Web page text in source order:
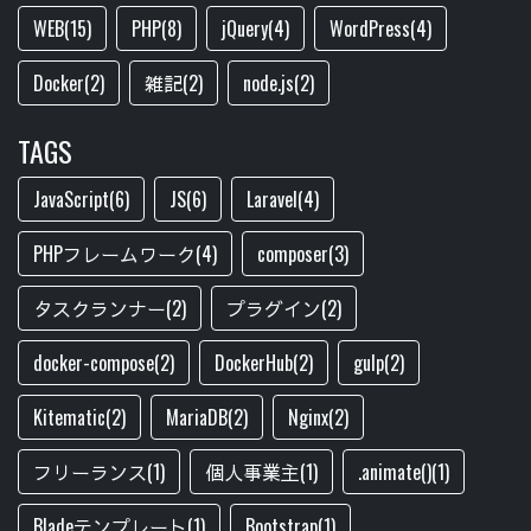
WEB(15) PHP(8) jQuery(4)
WordPress(4)
Docker(2)
雑記(2) node.js(2)
TAGS
JavaScript(6) JS(6)
Laravel(4)
PHPフレームワーク(4)
composer(3)
タスクランナー(2)
プラグイン(2)
docker-compose(2)
DockerHub(2)
gulp(2)
Kitematic(2)
MariaDB(2)
Nginx(2)
フリーランス(1)
個人事業主(1)
.animate()(1)